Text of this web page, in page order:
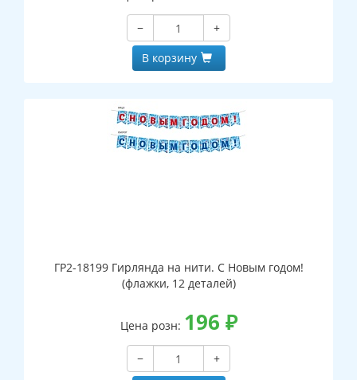
−
+
В корзину
ГР2-18199 Гирлянда на нити. С Новым годом!
(флажки, 12 деталей)
Цена розн: 196 ₽
−
+